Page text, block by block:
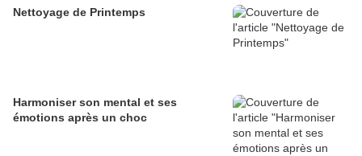
Nettoyage de Printemps
Harmoniser son mental et ses
émotions après un choc